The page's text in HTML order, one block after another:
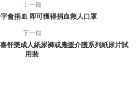
上一篇
會捐血 即可獲得捐血救人口罩
下一篇
舒樂成人紙尿褲或應援介護系列紙尿片試
用裝